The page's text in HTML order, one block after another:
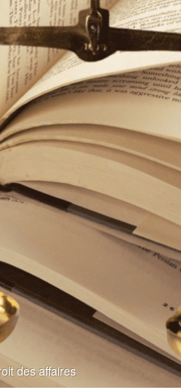
des affaires